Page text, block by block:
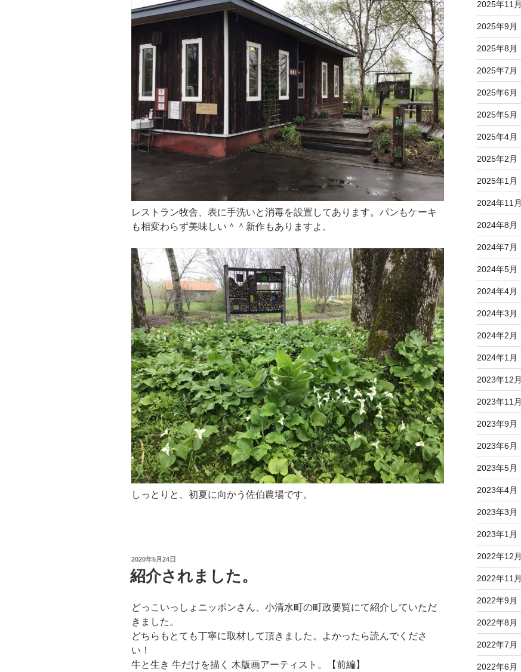
レストラン牧舎、表に手洗いと消毒を設置してあります。パンもケーキ
も相変わらず美味しい＾＾新作もありますよ。
しっとりと、初夏に向かう佐伯農場です。
投
稿
日:
2020年5月24日
紹介されました。
どっこいっしょニッポンさん、小清水町の町政要覧にて紹介していただ
きました。
どちらもとても丁寧に取材して頂きました。よかったら読んでくださ
い！
牛と生き 牛だけを描く 木版画アーティスト。【前編】
2025年11月
2025年9月
2025年8月
2025年7月
2025年6月
2025年5月
2025年4月
2025年2月
2025年1月
2024年11月
2024年8月
2024年7月
2024年5月
2024年4月
2024年3月
2024年2月
2024年1月
2023年12月
2023年11月
2023年9月
2023年6月
2023年5月
2023年4月
2023年3月
2023年1月
2022年12月
2022年11月
2022年9月
2022年8月
2022年7月
2022年6月